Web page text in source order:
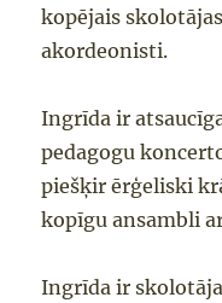
kopējais
akordeonisti.
Ingrīda ir
pedagogu
piešķir ērģeliski
kopīgu ansambli
Ingrīda ir